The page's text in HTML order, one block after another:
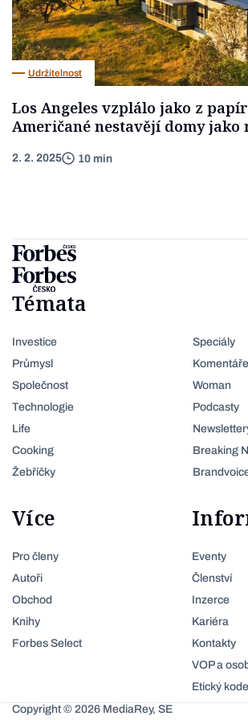
Udržitelnost
Los Angeles vzplálo jako z
Američané nestavějí domy jako
2. 2. 2025 10 min
Témata
Investice
Průmysl
Společnost
Technologie
Life
Cooking
Žebříčky
Speciály
Komentáře
Woman
Podcasty
Breaking
Více
Pro členy
Autoři
Obchod
Knihy
Forbes Select
Eventy
Členství
Inzerce
Kariéra
Kontakty
VOP a
Etický
Copyright © 2026 MediaRey, SE